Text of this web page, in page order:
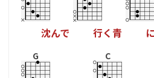
沈んで 行く 青
G C